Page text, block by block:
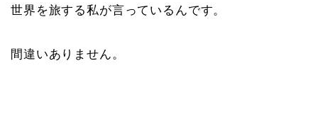
世界を旅する私が言っているんです。
間違いありません。